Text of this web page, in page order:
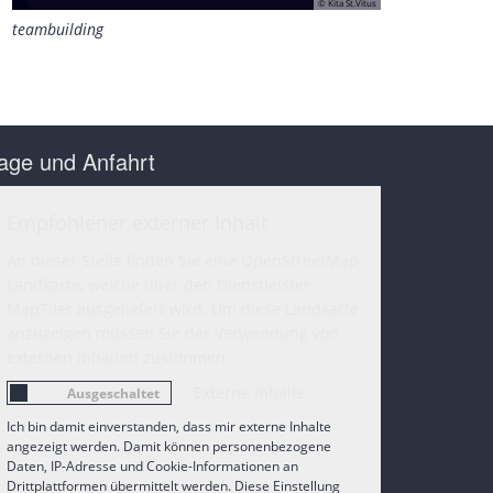
© Kita St.Vitus
teambuilding
und Anfahrt
Ich bin damit einverstanden, dass mir externe Inhalte
angezeigt werden. Damit können personenbezogene
Daten, IP-Adresse und Cookie-Informationen an
Drittplattformen übermittelt werden. Diese Einstellung